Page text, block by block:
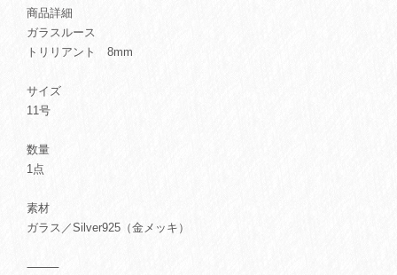
商品詳細
ガラスルース
トリリアント 8mm
サイズ
11号
数量
1点
素材
ガラス／Silver925（金メッキ）
⸻